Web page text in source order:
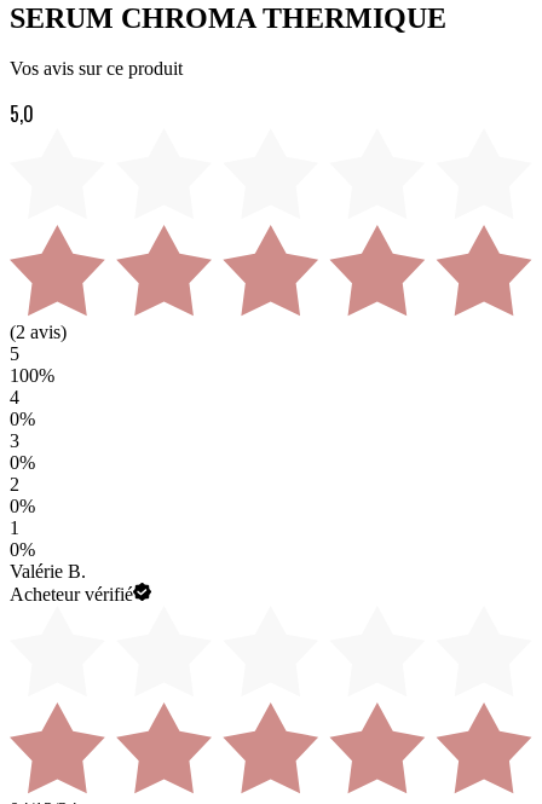
SERUM CHROMA THERMIQUE
Vos avis sur ce produit
5,0
(2 avis)
5
100%
4
0%
3
0%
2
0%
1
0%
Valérie B.
Acheteur vérifié